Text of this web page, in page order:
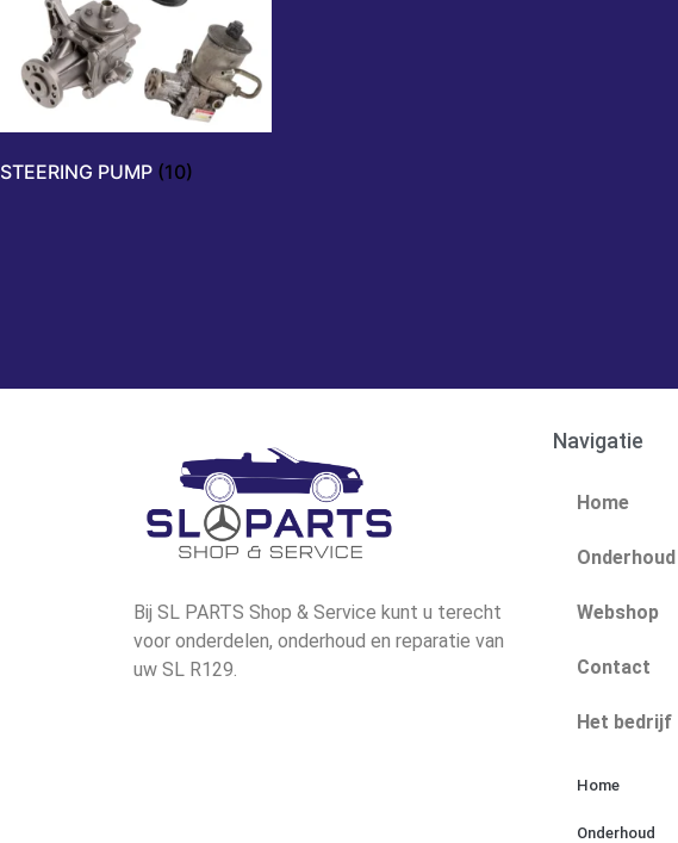
STEERING PUMP (10)
Bij SL PARTS Shop & Service kunt u terecht
voor onderdelen, onderhoud en reparatie van
uw SL R129.
Navigatie
Home
Onderhoud
Webshop
Contact
Het bedrijf
Home
Onderhoud